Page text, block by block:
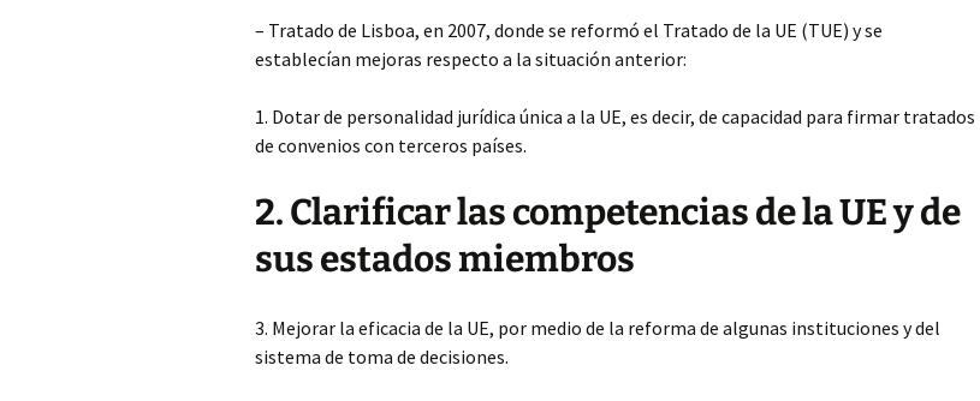
– Tratado de Lisboa, en 2007, donde se reformó el Tratado de la UE (TUE) y se
establecían mejoras respecto a la situación anterior:
1. Dotar de personalidad jurídica única a la UE, es decir, de capacidad para firmar tratados
de convenios con terceros países.
2. Clarificar las competencias de la UE y de
sus estados miembros
3. Mejorar la eficacia de la UE, por medio de la reforma de algunas instituciones y del
sistema de toma de decisiones.